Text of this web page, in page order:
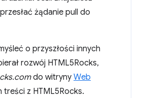
żądanie pull do
o przyszłości innych
rozwój HTML5Rocks,
do witryny Web
z HTML5Rocks.